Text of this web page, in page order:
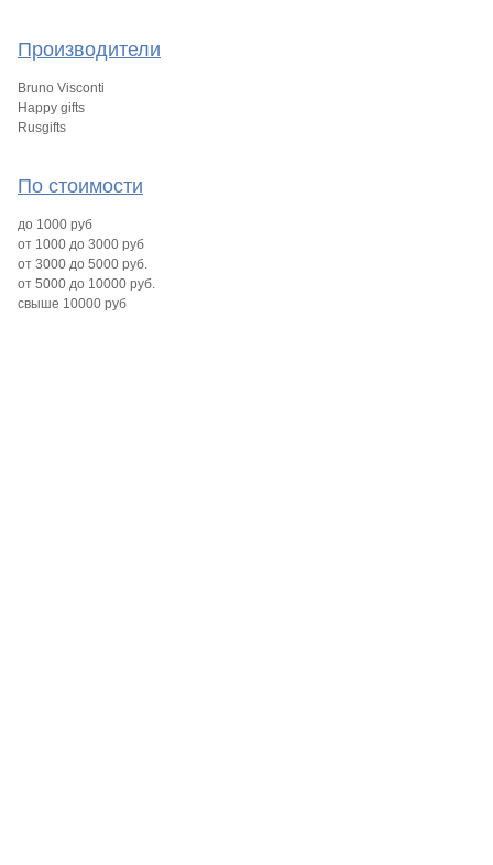
Производители
Bruno Visconti
Happy gifts
Rusgifts
По стоимости
до 1000 руб
от 1000 до 3000 руб
от 3000 до 5000 руб.
от 5000 до 10000 руб.
свыше 10000 руб